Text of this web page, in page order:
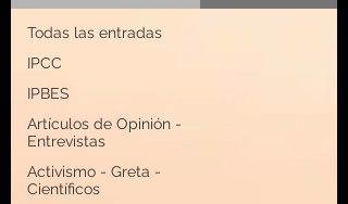
Todas las entradas
IPCC
IPBES
Artículos de Opinión -
Entrevistas
Activismo - Greta -
Científicos